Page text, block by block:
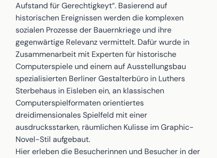
Aufstand für Gerechtigkeyt“. Basierend auf
historischen Ereignissen werden die komplexen
sozialen Prozesse der Bauernkriege und ihre
gegenwärtige Relevanz vermittelt. Dafür wurde in
Zusammenarbeit mit Experten für historische
Computerspiele und einem auf Ausstellungsbau
spezialisierten Berliner Gestalterbüro in Luthers
Sterbehaus in Eisleben ein, an klassischen
Computerspielformaten orientiertes
dreidimensionales Spielfeld mit einer
ausdrucksstarken, räumlichen Kulisse im Graphic-
Novel-Stil aufgebaut.
Hier erleben die Besucherinnen und Besucher in der